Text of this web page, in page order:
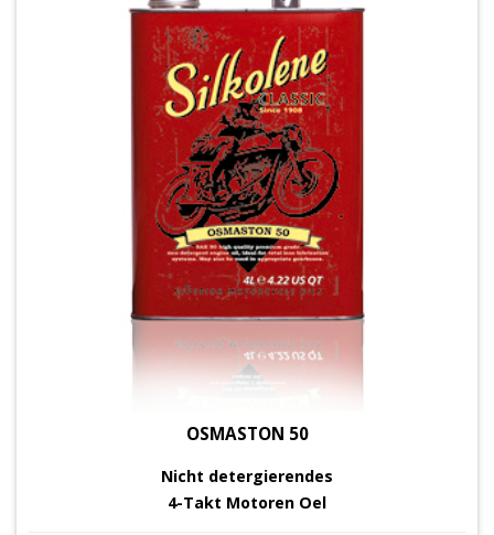
OSMASTON 50
Nicht detergierendes
4-Takt Motoren Oel